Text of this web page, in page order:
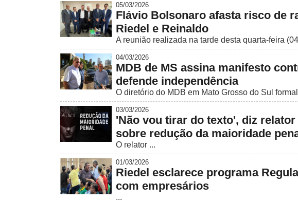
05/03/2026
Flávio Bolsonaro afasta risco de
Riedel e Reinaldo
A reunião realizada na tarde desta quarta-feira
04/03/2026
MDB de MS assina manifesto
defende independência
O diretório do MDB em Mato Grosso do Sul
03/03/2026
'Não vou tirar do texto', diz
sobre redução da maioridade
O relator ...
01/03/2026
Riedel esclarece programa
com empresários
...